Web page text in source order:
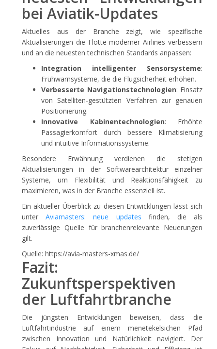
bei Aviatik-Updates
Aktuelles aus der Branche zeigt, wie spezifische
Aktualisierungen die Flotte moderner Airlines verbessern
und an die neuesten technischen Standards anpassen:
Integration intelligenter Sensorsysteme:
Frühwarnsysteme, die die Flugsicherheit erhöhen.
Verbesserte Navigationstechnologien: Einsatz
von Satelliten-gestützten Verfahren zur genauen
Positionierung.
Innovative Kabinentechnologien: Erhöhte
Passagierkomfort durch bessere Klimatisierung
und intuitive Informationssysteme.
Besondere Erwähnung verdienen die stetigen
Aktualisierungen in der Softwarearchitektur einzelner
Systeme, um Flexibilität und Reaktionsfähigkeit zu
maximieren, was in der Branche essenziell ist.
Ein aktueller Überblick zu diesen Entwicklungen lässt sich
unterAviamasters: neue updates finden, die als
zuverlässige Quelle für branchenrelevante Neuerungen
gilt.
Quelle: https://avia-masters-xmas.de/
Fazit:
Zukunftsperspektiven
der Luftfahrtbranche
Die jüngsten Entwicklungen beweisen, dass die
Luftfahrtindustrie auf einem menetekelsichen Pfad
zwischen Innovation und Natürlichkeit navigiert. Der